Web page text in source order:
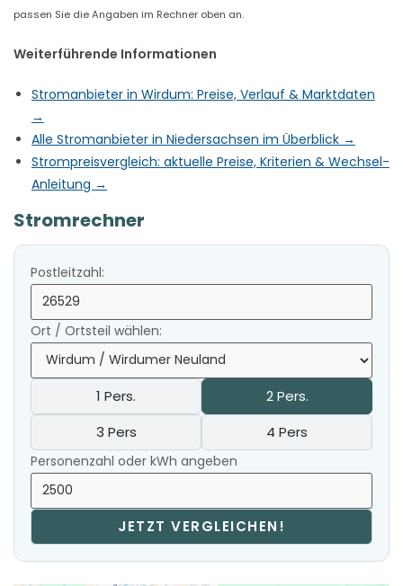
passen Sie die Angaben im Rechner oben an.
Weiterführende Informationen
Stromanbieter in Wirdum: Preise, Verlauf & Marktdaten
→
Alle Stromanbieter in Niedersachsen im Überblick →
Strompreisvergleich: aktuelle Preise, Kriterien & Wechsel-
Anleitung →
Stromrechner
Postleitzahl:
Ort / Ortsteil wählen:
1 Pers.
2 Pers.
3 Pers
4 Pers
Personenzahl oder kWh angeben
JETZT VERGLEICHEN!